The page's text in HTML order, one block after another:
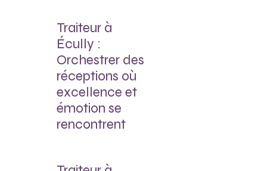
Traiteur à
Écully :
Orchestrer des
réceptions où
excellence et
émotion se
rencontrent